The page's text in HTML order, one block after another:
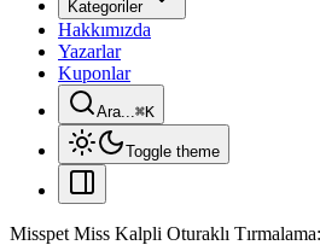
Kategoriler
Hakkımızda
Yazarlar
Kuponlar
Ara...⌘K
Toggle theme
Misspet Miss Kalpli Oturaklı